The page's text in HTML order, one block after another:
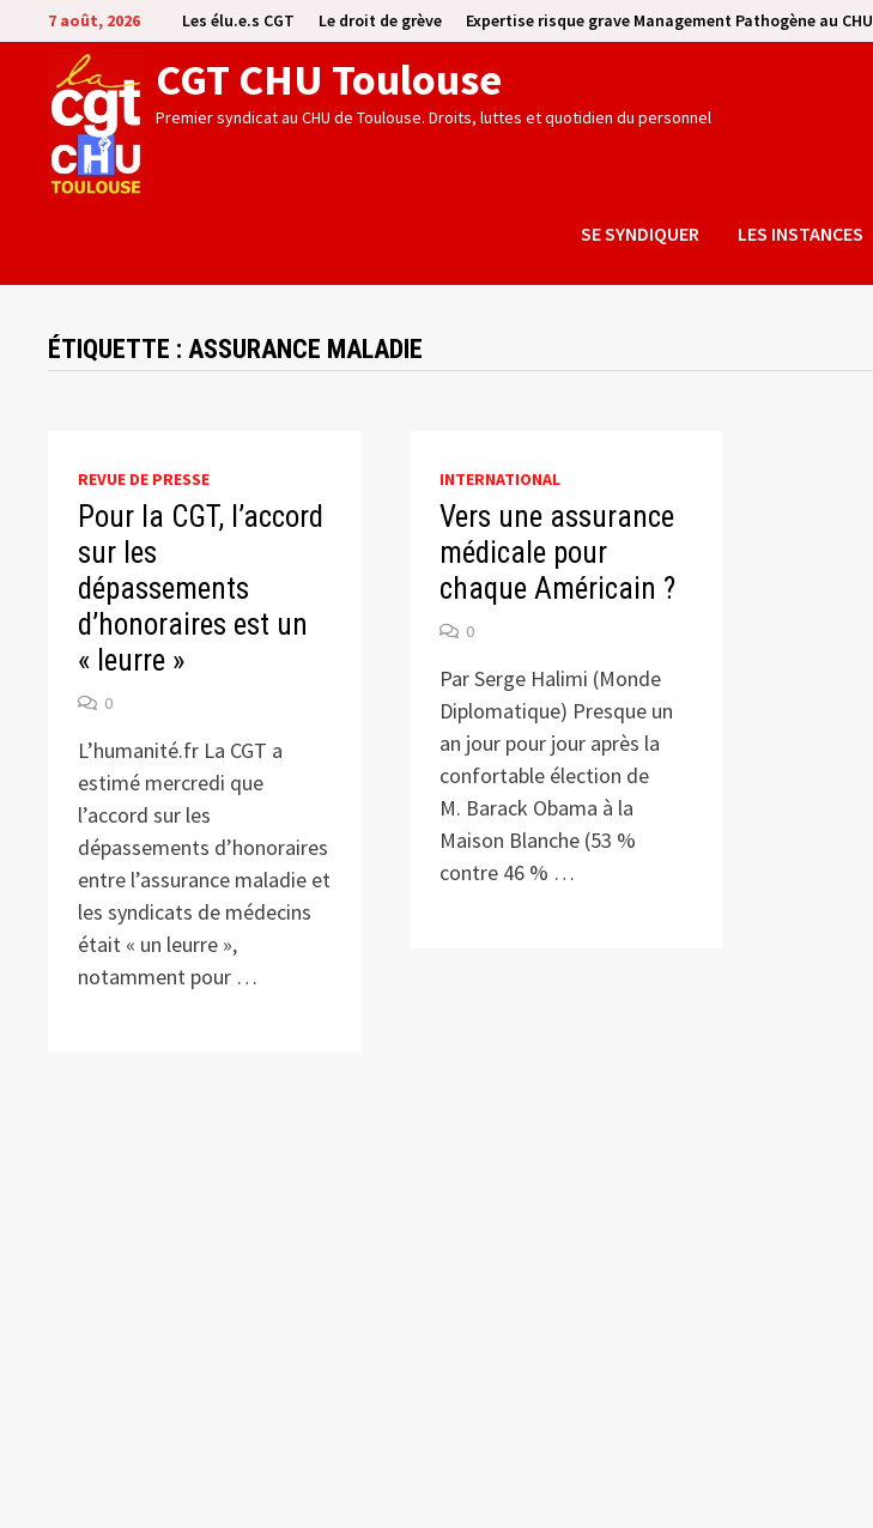
Passer
au
contenu
7 août, 2026 Les élu.e.s CGT Le droit de grève Expertise risque grave Management Pathogène au CHU
CGT CHU Toulouse
Premier syndicat au CHU de Toulouse. Droits, luttes et quotidien du personnel
SE SYNDIQUER LES INSTANCES
ÉTIQUETTE :ASSURANCE MALADIE
REVUE DE PRESSE
Pour la CGT, l’accord
sur les
dépassements
d’honoraires est un
« leurre »
0
L’humanité.fr La CGT a
estimé mercredi que
l’accord sur les
dépassements d’honoraires
entre l’assurance maladie et
les syndicats de médecins
était « un leurre »,
notamment pour …
INTERNATIONAL
Vers une assurance
médicale pour
chaque Américain ?
0
Par Serge Halimi (Monde
Diplomatique) Presque un
an jour pour jour après la
confortable élection de
M. Barack Obama à la
Maison Blanche (53 %
contre 46 % …